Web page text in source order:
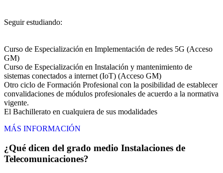
Seguir estudiando:
Curso de Especialización en Implementación de redes 5G (Acceso
GM)
Curso de Especialización en Instalación y mantenimiento de
sistemas conectados a internet (IoT) (Acceso GM)
Otro ciclo de Formación Profesional con la posibilidad de establecer
convalidaciones de módulos profesionales de acuerdo a la normativa
vigente.
El Bachillerato en cualquiera de sus modalidades
MÁS INFORMACIÓN
¿Qué dicen del grado medio Instalaciones de
Telecomunicaciones?